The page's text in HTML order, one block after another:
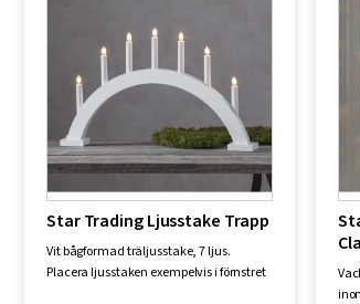
Star Trading Ljusstake Trapp
Vit bågformad träljusstake, 7 ljus.
Placera ljusstaken exempelvis i förnstret